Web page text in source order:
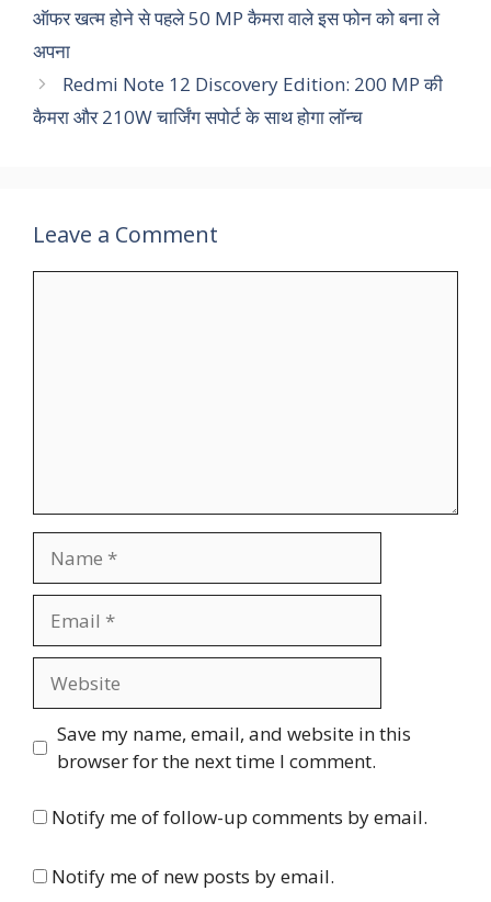
ऑफर खत्म होने से पहले 50 MP कैमरा वाले इस फोन को बना ले
अपना
Redmi Note 12 Discovery Edition: 200 MP की
कैमरा और 210W चार्जिंग सपोर्ट के साथ होगा लॉन्च
Leave a Comment
Save my name, email, and website in this
browser for the next time I comment.
Notify me of follow-up comments by email.
Notify me of new posts by email.